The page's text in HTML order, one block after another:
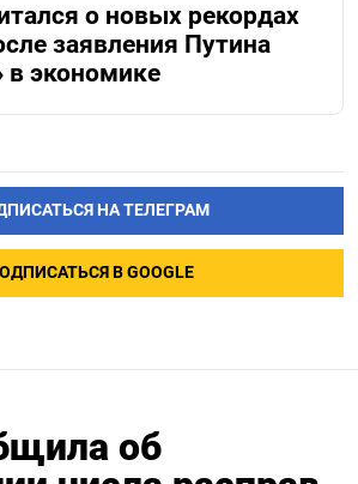
о новых рекордах
заявления Путина
в экономике
НА ТЕЛЕГРАМ
В GOOGLE
об